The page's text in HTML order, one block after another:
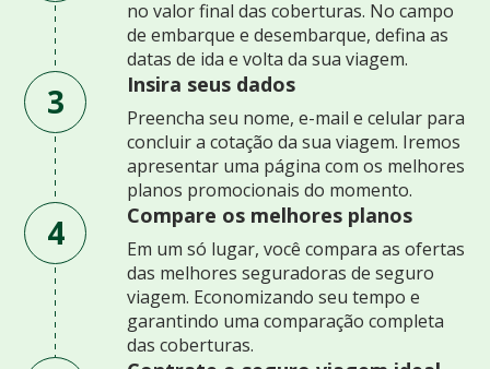
no valor final das coberturas. No campo
de embarque e desembarque, defina as
datas de ida e volta da sua viagem.
3 Insira seus dados
Preencha seu nome, e-mail e celular para
concluir a cotação da sua viagem. Iremos
apresentar uma página com os melhores
planos promocionais do momento.
4 Compare os melhores planos
Em um só lugar, você compara as ofertas
das melhores seguradoras de seguro
viagem. Economizando seu tempo e
garantindo uma comparação completa
das coberturas.